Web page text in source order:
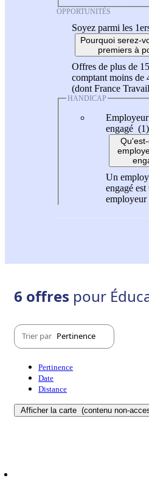
OPPORTUNITÉS
Soyez parmi les
Pourquoi serez-
premiers à
Offres de plus de
comptant moins de
(dont France
HANDICAP
engagé (1)
Un
engagé est
employeur
6 offres pour
Trier par Pertinence
Pertinence
Date
Distance
Afficher la carte (contenu non-